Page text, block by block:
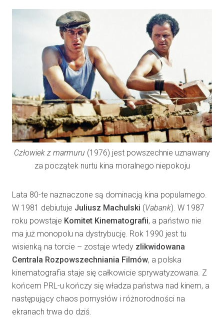
Człowiek z marmuru (1976) jest powszechnie uznawany
za początek nurtu kina moralnego niepokoju
Lata 80-te naznaczone są dominacją kina popularnego.
W 1981 debiutuje Juliusz Machulski (Vabank). W 1987
roku powstaje Komitet Kinematografii, a państwo nie
ma już monopolu na dystrybucję. Rok 1990 jest tu
wisienką na torcie – zostaje wtedy zlikwidowana
Centrala Rozpowszechniania Filmów, a polska
kinematografia staje się całkowicie sprywatyzowana. Z
końcem PRL-u kończy się władza państwa nad kinem, a
następujący chaos pomysłów i różnorodności na
ekranach trwa do dziś.